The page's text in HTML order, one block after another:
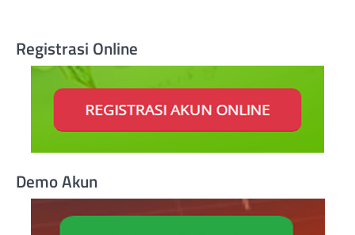
Registrasi Online
Demo Akun